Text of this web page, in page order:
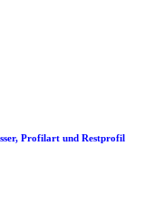
Profilart und Restprofil